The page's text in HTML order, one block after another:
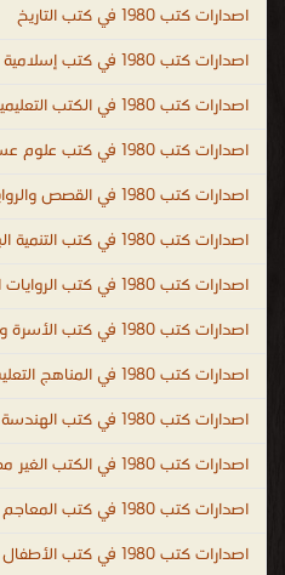
اصدارات كتب 1980 في كتب التاريخ
اصدارات كتب 1980 في كتب إسلامية
اصدارات كتب 1980 في الكتب التعليمية
اصدارات كتب 1980 في كتب علوم عسكرية و قانون دولي
اصدارات كتب 1980 في القصص والروايات والمجلّات
اصدارات كتب 1980 في كتب التنمية البشرية
اصدارات كتب 1980 في كتب الروايات الأجنبية والعالمية
اصدارات كتب 1980 في كتب الأسرة والتربية الطبخ والديكور
اصدارات كتب 1980 في المناهج التعليمية والكتب الدراسية
اصدارات كتب 1980 في كتب الهندسة والتكنولوجيا
اصدارات كتب 1980 في الكتب الغير مصنّفة
اصدارات كتب 1980 في كتب المعاجم واللغات
اصدارات كتب 1980 في كتب الأطفال قصص ومجلات